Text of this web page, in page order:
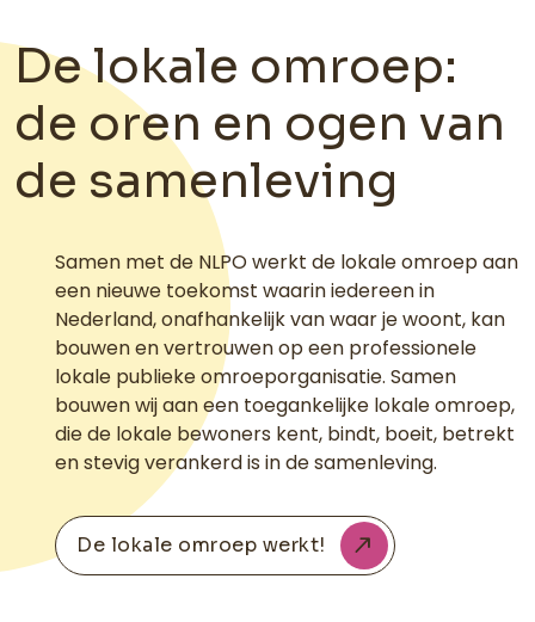
De lokale omroep:
de oren en ogen van
de samenleving
Samen met de NLPO werkt de lokale omroep aan
een nieuwe toekomst waarin iedereen in
Nederland, onafhankelijk van waar je woont, kan
bouwen en vertrouwen op een professionele
lokale publieke omroeporganisatie. Samen
bouwen wij aan een toegankelijke lokale omroep,
die de lokale bewoners kent, bindt, boeit, betrekt
en stevig verankerd is in de samenleving.
De lokale omroep werkt!